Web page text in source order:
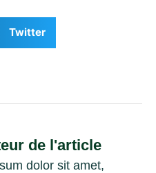
Twitter
de l'article
dolor sit amet,